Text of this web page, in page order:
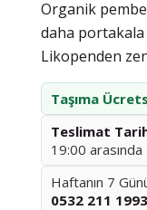
Organik
daha portakala
Likopenden
Taşıma
Teslimat
19:00 arasında
Haftanın 7
0532 211 1993